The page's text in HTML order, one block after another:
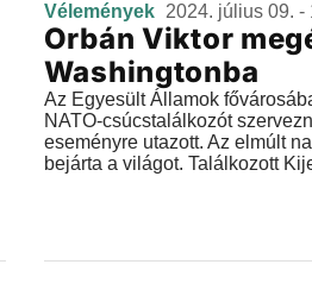
Vélemények 2024. július 09. -
Orbán Viktor
Washingtonba
Az Egyesült Államok
NATO-csúcstalálkozót
eseményre utazott. Az elmúlt
bejárta a világot. Találkozott